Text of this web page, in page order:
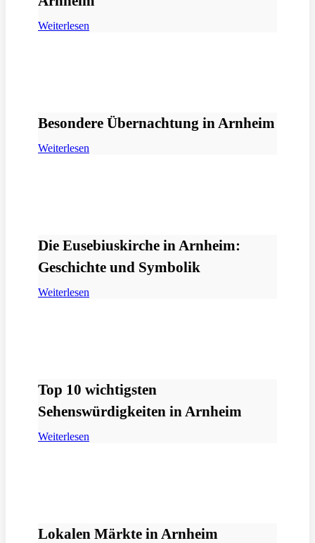
Weiterlesen
Besondere Übernachtung in Arnheim
Weiterlesen
Die Eusebiuskirche in Arnheim:
Geschichte und Symbolik
Weiterlesen
Top 10 wichtigsten
Sehenswürdigkeiten in Arnheim
Weiterlesen
Lokalen Märkte in Arnheim